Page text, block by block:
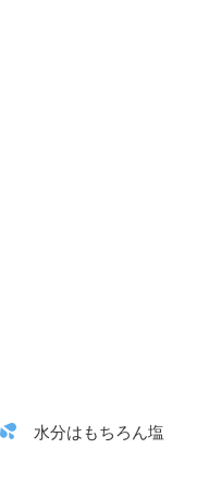
水分はもちろん塩